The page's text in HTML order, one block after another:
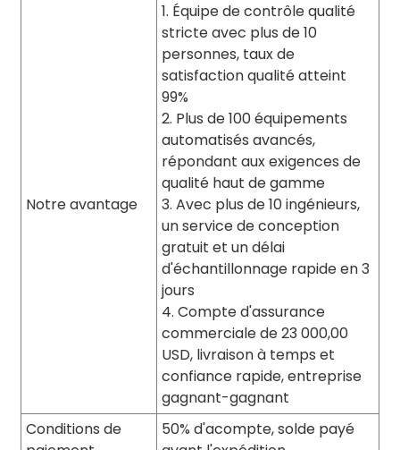
Notre avantage
1. Équipe de contrôle qualité
stricte avec plus de 10
personnes, taux de
satisfaction qualité atteint
99%
2. Plus de 100 équipements
automatisés avancés,
répondant aux exigences de
qualité haut de gamme
3. Avec plus de 10 ingénieurs,
un service de conception
gratuit et un délai
d'échantillonnage rapide en 3
jours
4. Compte d'assurance
commerciale de 23 000,00
USD, livraison à temps et
confiance rapide, entreprise
gagnant-gagnant
Conditions de
50% d'acompte, solde payé